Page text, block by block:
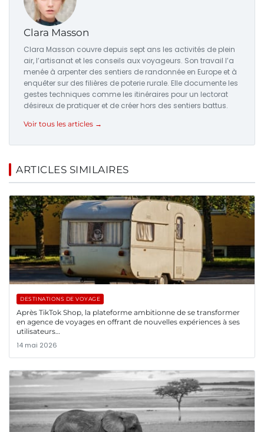
Clara Masson
Clara Masson couvre depuis sept ans les activités de plein
air, l’artisanat et les conseils aux voyageurs. Son travail l’a
menée à arpenter des sentiers de randonnée en Europe et à
enquêter sur des filières de poterie rurale. Elle documente les
gestes techniques comme les itinéraires pour un lectorat
désireux de pratiquer et de créer hors des sentiers battus.
Voir tous les articles →
ARTICLES SIMILAIRES
DESTINATIONS DE VOYAGE
Après TikTok Shop, la plateforme ambitionne de se transformer
en agence de voyages en offrant de nouvelles expériences à ses
utilisateurs…
14 mai 2026